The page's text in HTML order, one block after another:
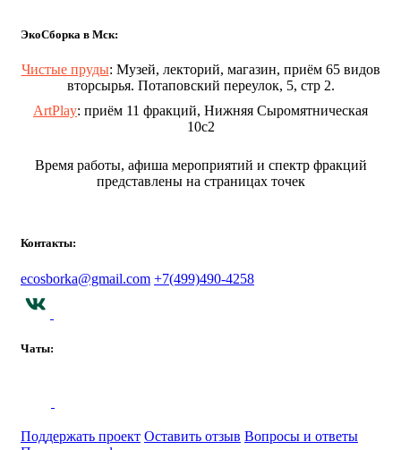
ЭкоСборка в Мск:
Чистые пруды: Музей, лекторий, магазин, приём 65 видов
вторсырья. Потаповский переулок, 5, стр 2.
ArtPlay: приём 11 фракций, Нижняя Сыромятническая
10с2
Время работы, афиша мероприятий и спектр фракций
представлены на страницах точек
Контакты:
ecosborka@gmail.com +7(499)490-4258
Чаты:
Поддержать проект Оставить отзыв Вопросы и ответы